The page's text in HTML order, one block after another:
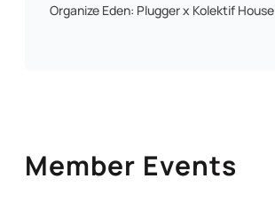
Organize Eden: Plugger x Kolektif House
Member Events